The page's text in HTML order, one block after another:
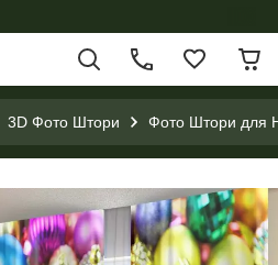
3D Фото Штори Фото Штори для